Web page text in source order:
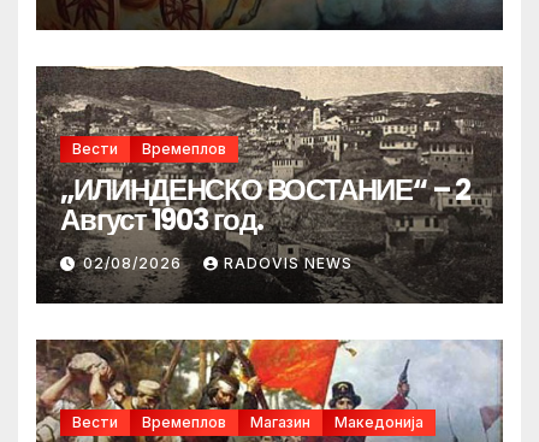
Вести Времеплов
„ИЛИНДЕНСКО ВОСТАНИЕ“ – 2
Август 1903 год.
02/08/2026 RADOVIS NEWS
Вести Времеплов Магазин Македонија